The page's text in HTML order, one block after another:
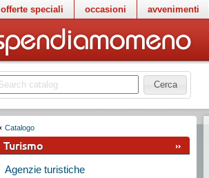
offerte speciali occasioni avvenimenti
Cerca
Catalogo
Turismo
Agenzie turistiche